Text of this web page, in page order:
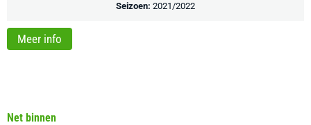
Net binnen
Seizoen: 2021/2022
Meer info